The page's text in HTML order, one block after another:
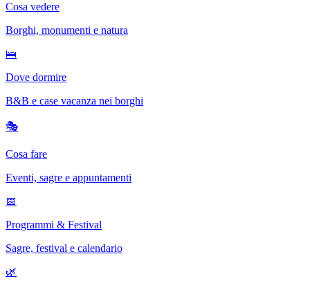
Cosa vedere
Borghi, monumenti e natura
🛌
Dove dormire
B&B e case vacanza nei borghi
🎭
Cosa fare
Eventi, sagre e appuntamenti
📅
Programmi & Festival
Sagre, festival e calendario
🌿